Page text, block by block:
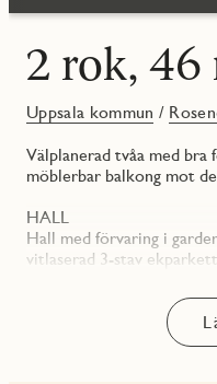
2 rok, 46
Uppsala kommun /
Välplanerad tvåa med bra
möblerbar balkong mot
HALL
Hall med förvaring i
vitlaserad 3-stav ekparkett.
KÖK/VARDAGSRUM
Köket har en modern
och en grå bänkskiva